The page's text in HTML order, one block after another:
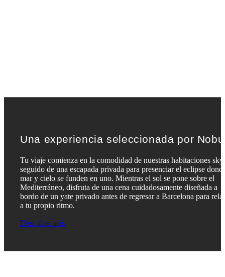
Una experiencia seleccionada por Nobu
Tu viaje comienza en la comodidad de nuestras habitaciones
seguido de una escapada privada para presenciar el eclipse
mar y cielo se funden en uno. Mientras el sol se pone sobre el
Mediterráneo, disfruta de una cena cuidadosamente diseñada a
bordo de un yate privado antes de regresar a Barcelona para
a tu propio ritmo.
Descubre más